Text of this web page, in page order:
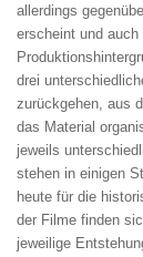
allerdings
erscheint und
drei
zurückgehen, aus
das Material
jeweils
stehen in einigen
heute für die
der Filme finden
jeweilige